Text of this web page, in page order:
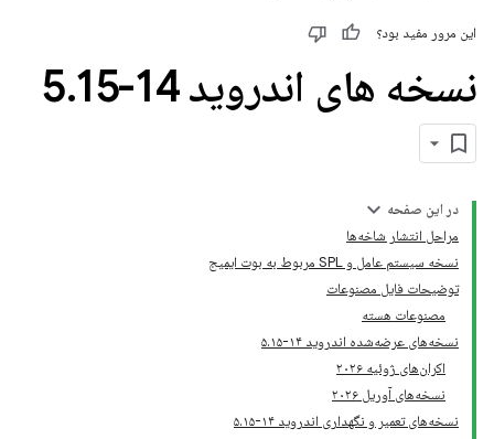
این مرور مفید بود؟
نسخه های اندروید 14-5 .15
در این صفحه
مراحل انتشار شاخه‌ها
نسخه سیستم عامل و SPL مربوط به بوت ایمیج
توضیحات فایل مصنوعات
مصنوعات هسته
نسخه‌های عرضه‌شده اندروید ۱۴-۵.۱۵
اکران‌های ژوئیه ۲۰۲۶
نسخه‌های آوریل ۲۰۲۶
نسخه‌های تعمیر و نگهداری اندروید ۱۴-۵.۱۵